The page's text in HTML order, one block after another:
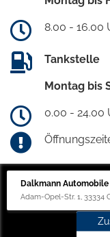
8.00 - 16.00
Tankstelle
Montag bis
0.00 - 24.00
Dalkmann Automobile
Adam-Opel-Str. 1, 33334